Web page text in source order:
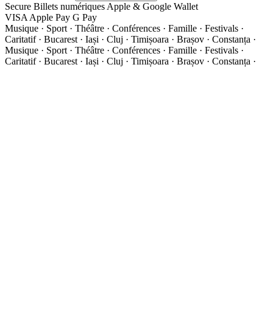
Secure Billets numériques Apple & Google Wallet
VISA Apple Pay G Pay
Musique · Sport · Théâtre · Conférences · Famille · Festivals ·
Caritatif · Bucarest · Iași · Cluj · Timișoara · Brașov · Constanța ·
Musique · Sport · Théâtre · Conférences · Famille · Festivals ·
Caritatif · Bucarest · Iași · Cluj · Timișoara · Brașov · Constanța ·